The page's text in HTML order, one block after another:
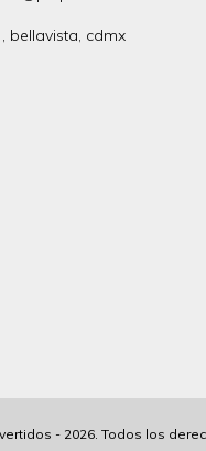
bellavista, cdmx
- 2026. Todos los